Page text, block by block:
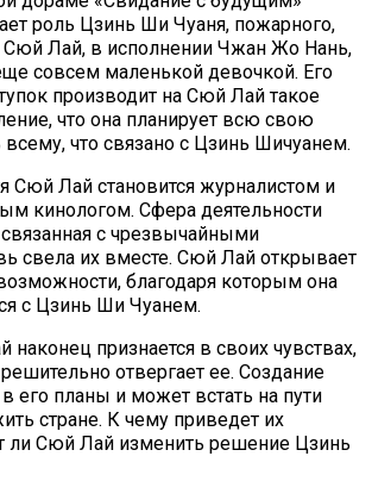
роль Цзинь Ши Чуаня, пожарного,
Сюй Лай, в исполнении Чжан Жо Нань,
совсем маленькой девочкой. Его
производит на Сюй Лай такое
что она планирует всю свою
что связано с Цзинь Шичуанем.
Сюй Лай становится журналистом и
кинологом. Сфера деятельности
с чрезвычайными
свела их вместе. Сюй Лай открывает
благодаря которым она
с Цзинь Ши Чуанем.
признается в своих чувствах,
отвергает ее. Создание
его планы и может встать на пути
стране. К чему приведет их
ли Сюй Лай изменить решение Цзинь